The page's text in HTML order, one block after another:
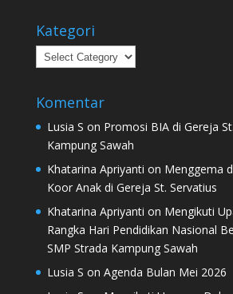
Kategori
Kategori
Komentar
Lusia S on Promosi BIA di Gereja
Kampung Sawah
Khatarina Apriyanti on Menggema
Koor Anak di Gereja St. Servatius
Khatarina Apriyanti on Mengikuti
Rangka Hari Pendidikan Nasional
SMP Strada Kampung Sawah
Lusia S on Agenda Bulan Mei 2026